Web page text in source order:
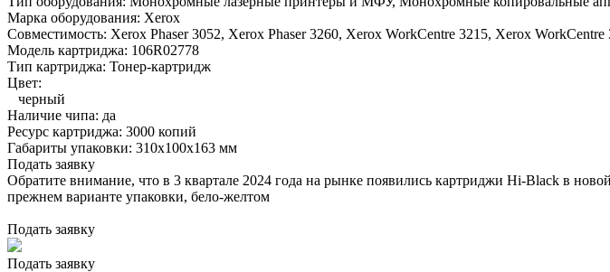
Марка оборудования: Xerox
Совместимость: Xerox Phaser 3052, Xerox Phaser 3260, Xerox WorkCentre 3215, Xerox WorkCentre
Модель картриджа: 106R02778
Тип картриджа: Тонер-картридж
Цвет:
черный
Наличие чипа: да
Ресурс картриджа: 3000 копий
Габариты упаковки: 310x100x163 мм
Подать заявку
Обратите внимание, что в 3 квартале 2024 года на рынке появились картриджи Hi-Black в
прежнем варианте упаковки, бело-желтом
Подать заявку
Подать заявку